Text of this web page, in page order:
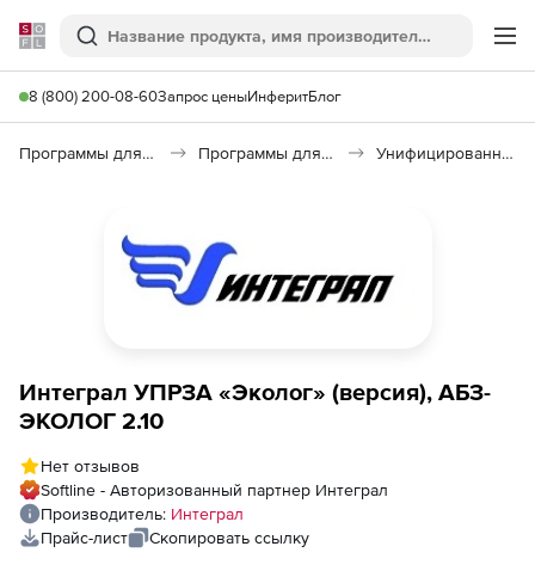
Softline
Поиск
8 (800) 200-08-60Запрос ценыИнферитБлог
Программы для образования и науки Программы для научных расчетов Унифицированная программа расчета загрязнений атмосферы УПРЗА «Эколог»
Интеграл УПРЗА «Эколог» (версия), АБЗ-
ЭКОЛОГ 2.10
Нет отзывов
Softline - Авторизованный партнер Интеграл
Производитель: Интеграл
Прайс-лист
Скопировать ссылку